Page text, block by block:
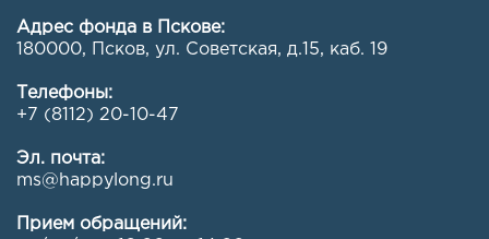
Адрес фонда в Пскове:
180000, Псков, ул. Советская, д.15, каб. 19
Телефоны:
+7 (8112) 20-10-47
Эл. почта:
ms@happylong.ru
Прием обращений: